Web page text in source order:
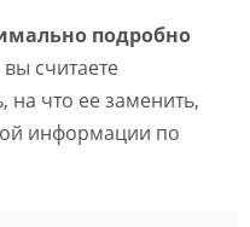
подробно
считаете
на что ее заменить,
информации по